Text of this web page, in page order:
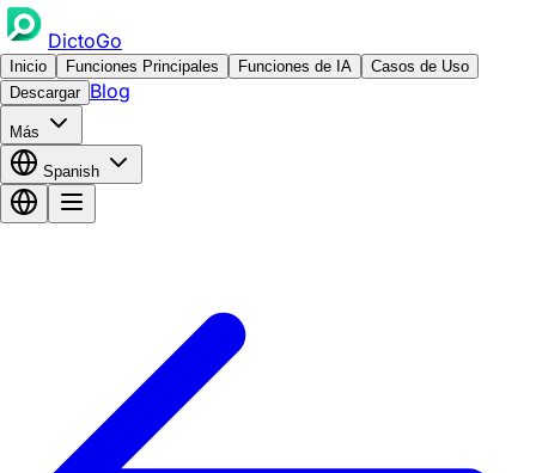
DictoGo
Inicio Funciones Principales Funciones de IA
Casos de Uso
Descargar Blog
Más
Spanish